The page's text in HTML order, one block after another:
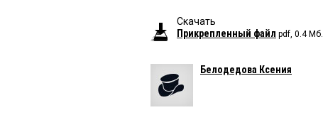
Скачать
Прикрепленный файл pdf, 0.4 Мб.
Белодедова Ксения